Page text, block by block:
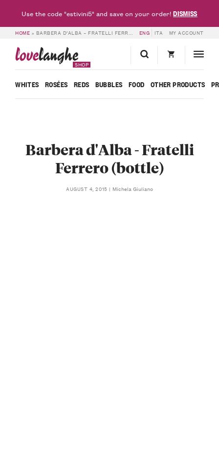
HOME » BARBERA D’ALBA – FRATELLI FERRERO (BOTTLE) ENG ITA MY ACCOUNT
lovelanghe
SHOP
WHITES ROSÉES REDS BUBBLES FOOD OTHER PRODUCTS
Barbera d'Alba - Fratelli
Ferrero (bottle)
AUGUST 4, 2015 Michela Giuliano
Use the code "estivini5" and save on your order!DISMISS